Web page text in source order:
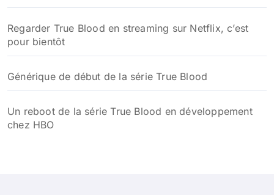
Regarder True Blood en streaming sur Netflix, c’est
pour bientôt
Générique de début de la série True Blood
Un reboot de la série True Blood en développement
chez HBO